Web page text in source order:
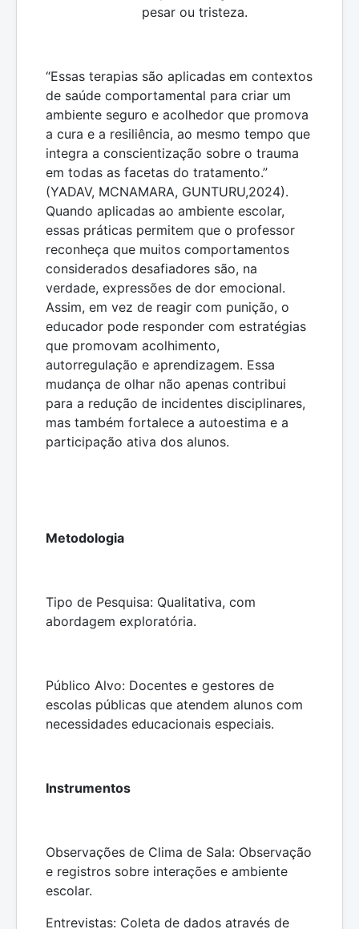
pesar ou tristeza.
“Essas terapias são aplicadas em contextos
de saúde comportamental para criar um
ambiente seguro e acolhedor que promova
a cura e a resiliência, ao mesmo tempo que
integra a conscientização sobre o trauma
em todas as facetas do tratamento.”
(YADAV, MCNAMARA, GUNTURU,2024).
Quando aplicadas ao ambiente escolar,
essas práticas permitem que o professor
reconheça que muitos comportamentos
considerados desafiadores são, na
verdade, expressões de dor emocional.
Assim, em vez de reagir com punição, o
educador pode responder com estratégias
que promovam acolhimento,
autorregulação e aprendizagem. Essa
mudança de olhar não apenas contribui
para a redução de incidentes disciplinares,
mas também fortalece a autoestima e a
participação ativa dos alunos.
Metodologia
Tipo de Pesquisa: Qualitativa, com
abordagem exploratória.
Público Alvo: Docentes e gestores de
escolas públicas que atendem alunos com
necessidades educacionais especiais.
Instrumentos
Observações de Clima de Sala: Observação
e registros sobre interações e ambiente
escolar.
Entrevistas: Coleta de dados através de